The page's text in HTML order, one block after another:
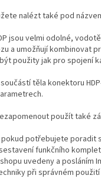
nalézt také pod
jsou velmi odolné,
a umožňují kombinovat
použity jak pro spojení
těla konektoru
použít také
potřebujete poradit
funkčního
uvedeny a posláním
při správném